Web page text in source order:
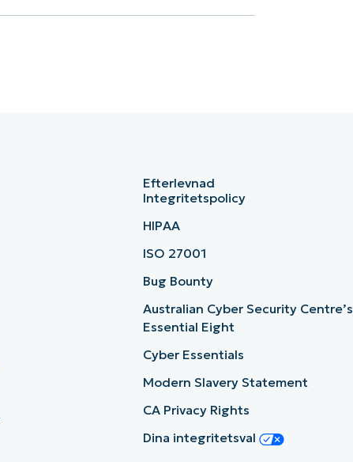
Efterlevnad
Integritetspolicy
HIPAA
ISO 27001
Bug Bounty
Australian Cyber Security Centre’s
Essential Eight
Cyber Essentials
Modern Slavery Statement
CA Privacy Rights
Dina integritetsval